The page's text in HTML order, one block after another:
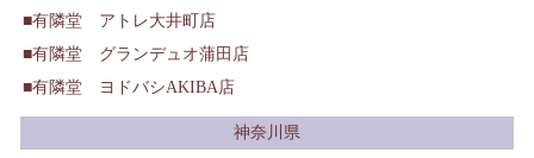
有隣堂 アトレ大井町店
有隣堂 グランデュオ蒲田店
有隣堂 ヨドバシAKIBA店
神奈川県